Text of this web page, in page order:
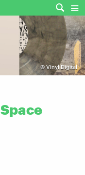
©Vinyl Digital
Space